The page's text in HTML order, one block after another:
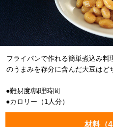
フライパンで作れる簡単煮込み
のうまみを存分に含んだ大豆はど
●難易度/調理時間
●カロリー（1人分）
材料（